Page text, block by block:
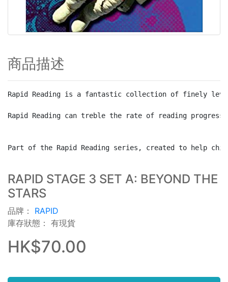
商品描述
Rapid Reading is a fantastic collection of finely
Rapid Reading can treble the rate of reading progress
Part of the Rapid Reading series, created to help
RAPID STAGE 3 SET A: BEYOND THE
STARS
品牌： RAPID
庫存狀態： 有現貨
HK$70.00